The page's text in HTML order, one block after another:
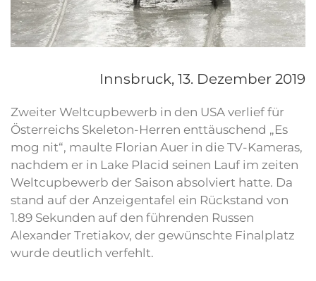
Innsbruck, 13. Dezember 2019
Zweiter Weltcupbewerb in den USA verlief für
Österreichs Skeleton-Herren enttäuschend „Es
mog nit“, maulte Florian Auer in die TV-Kameras,
nachdem er in Lake Placid seinen Lauf im zeiten
Weltcupbewerb der Saison absolviert hatte. Da
stand auf der Anzeigentafel ein Rückstand von
1.89 Sekunden auf den führenden Russen
Alexander Tretiakov, der gewünschte Finalplatz
wurde deutlich verfehlt.